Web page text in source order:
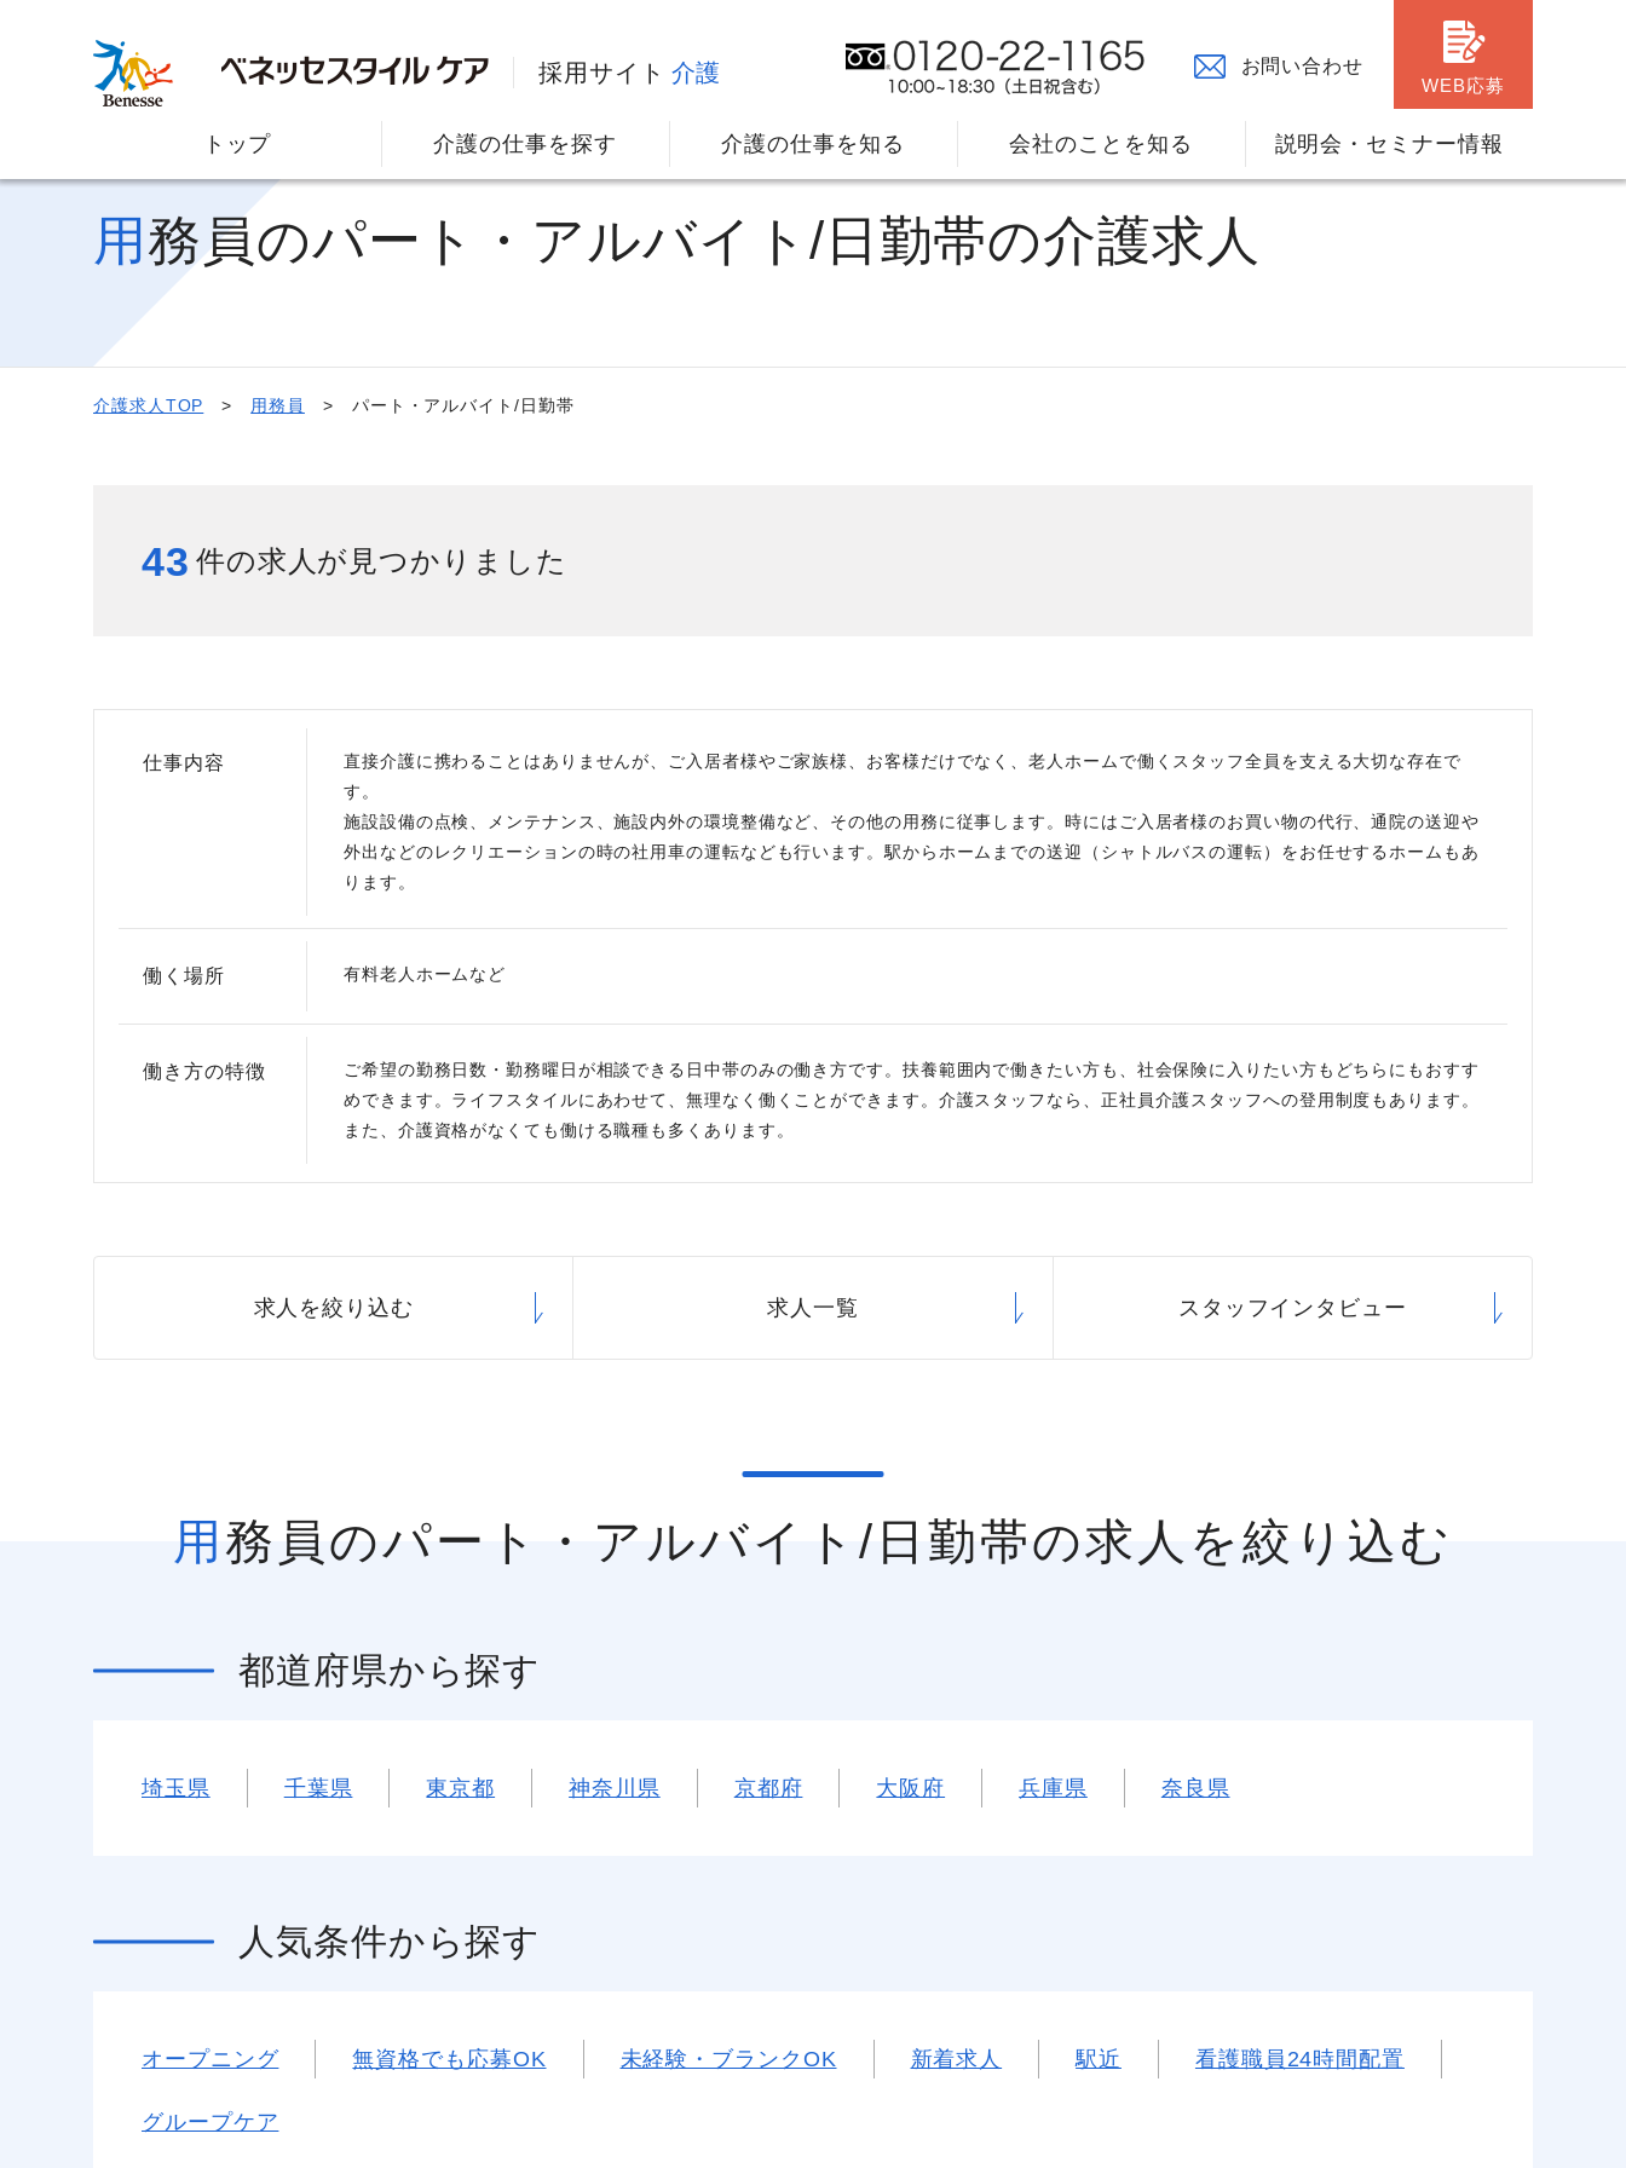
採用サイト 介護
お問い合わせ
WEB応募
トップ 介護の仕事を探す 介護の仕事を知る
給与制度 資格取得サポート制度 福利厚生
会社のことを知る
スタッフインタビュー 社員主役のプロジェクト 職場データ
説明会・セミナー情報
用務員のパート・アルバイト/日勤帯の介護求人
介護求人TOP 用務員 パート・アルバイト/日勤帯
43 件の求人が見つかりました
仕事内容
直接介護に携わることはありませんが、ご入居者様やご家族様、お客様だけでなく、老人ホームで働くスタッフ全員を支える大切な存在で
す。
施設設備の点検、メンテナンス、施設内外の環境整備など、その他の用務に従事します。時にはご入居者様のお買い物の代行、通院の送迎や
外出などのレクリエーションの時の社用車の運転なども行います。駅からホームまでの送迎（シャトルバスの運転）をお任せするホームもあ
ります。
働く場所 有料老人ホームなど
働き方の特徴
ご希望の勤務日数・勤務曜日が相談できる日中帯のみの働き方です。扶養範囲内で働きたい方も、社会保険に入りたい方もどちらにもおすす
めできます。ライフスタイルにあわせて、無理なく働くことができます。介護スタッフなら、正社員介護スタッフへの登用制度もあります。
また、介護資格がなくても働ける職種も多くあります。
求人を絞り込む 求人一覧 スタッフ インタビュー
用務員のパート・アルバイト/日勤帯の求人を絞り込む
都道府県から探す
埼玉県 千葉県 東京都 神奈川県 京都府 大阪府 兵庫県 奈良県
人気条件から探す
オープニング 無資格でも応募OK 未経験・ブランクOK 新着求人 駅近 看護職員24時間配置
グループケア